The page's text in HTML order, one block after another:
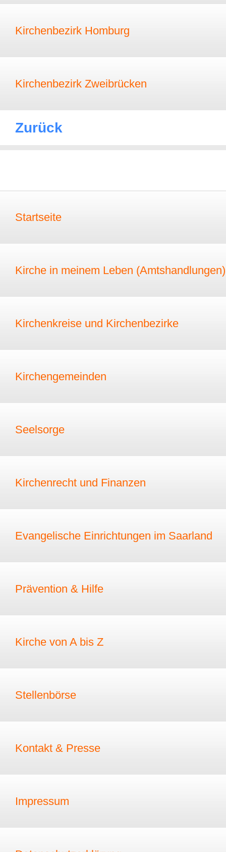
Kirchenbezirk Homburg
Kirchenbezirk Zweibrücken
Zurück
Startseite
Kirche in meinem Leben (Amtshandlungen)
Kirchenkreise und Kirchenbezirke
Kirchengemeinden
Seelsorge
Kirchenrecht und Finanzen
Evangelische Einrichtungen im Saarland
Prävention & Hilfe
Kirche von A bis Z
Stellenbörse
Kontakt & Presse
Impressum